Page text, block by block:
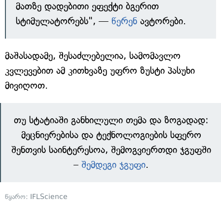
მათზე დადებითი ეფექტი ბგერით
სტიმულატორებს", — წერენ ავტორები.
მაშასადამე, შესაძლებელია, სამომავლო
კვლევებით ამ კითხვაზე უფრო ზუსტი პასუხი
მივიღოთ.
თუ სტატიაში განხილული თემა და ზოგადად:
მეცნიერებისა და ტექნოლოგიების სფერო
შენთვის საინტერესოა, შემოგვიერთდი ჯგუფში
– შემდეგი ჯგუფი.
წყარო: IFLScience